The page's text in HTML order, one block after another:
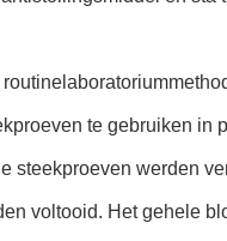
te gebruiken in
steekproeven werden
voltooid. Het gehele